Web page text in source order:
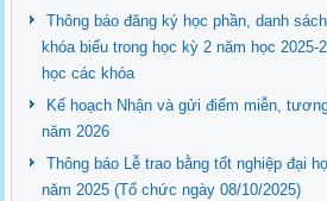
Thông báo đăng ký học phần, danh
khóa biểu trong học kỳ 2 năm học 2025-
học các khóa
Kế hoạch Nhận và gửi điểm miễn,
năm 2026
Thông báo Lễ trao bằng tốt nghiệp đại
năm 2025 (Tổ chức ngày 08/10/2025)